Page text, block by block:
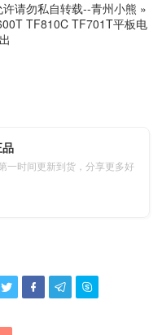
请勿私自转载--青州小熊 »
TF810C TF701T平板电
一时间更新到货，分享更多好
   